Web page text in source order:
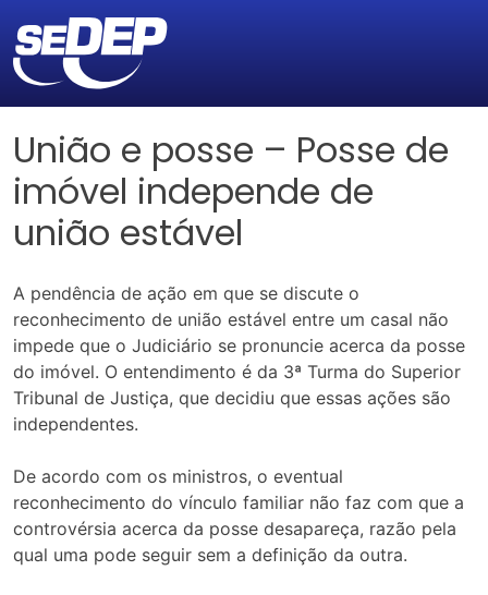
União e posse – Posse de
imóvel independe de
união estável
A pendência de ação em que se discute o
reconhecimento de união estável entre um casal não
impede que o Judiciário se pronuncie acerca da posse
do imóvel. O entendimento é da 3ª Turma do Superior
Tribunal de Justiça, que decidiu que essas ações são
independentes.
De acordo com os ministros, o eventual
reconhecimento do vínculo familiar não faz com que a
controvérsia acerca da posse desapareça, razão pela
qual uma pode seguir sem a definição da outra.